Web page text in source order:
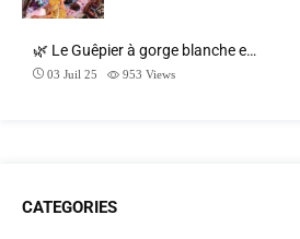
🌿 Le Guêpier à gorge blanche e…
03 Juil 25 953 Views
CATEGORIES